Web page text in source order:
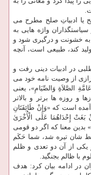
یا ادبیاتِ صلح مطرح می
واژه هایی به
به خشونت و درگیری شود و
كند، طبیعی است، آنچه
در ادبیات دینی رفت و
از وصیت نامه خود می
الصَّلاَةِ وَالصِّیَامِ»، یعنی
و روزه ها برتر و بالاتر
حجرات، آمده است كه «وَإِنْ طَائِفَتَانِ
بَغَتْ إِحْدَاهُمَا عَلَی الْأُخْرَیٰ
بدین معنا كه اگر دو قومی
شان تیره شد، شما حَكَم
یكی از آن دو تعدی و ظلم
با ظالم بجنگید.
در ادامه بیان كرد: هدف